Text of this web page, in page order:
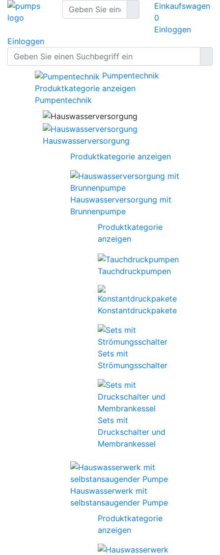
Einkaufswagen
0
Einloggen
Einloggen
Pumpentechnik
Produktkategorie anzeigen
Pumpentechnik
Hauswasserversorgung
Produktkategorie anzeigen
Hauswasserversorgung mit
Brunnenpumpe
Produktkategorie
anzeigen
Tauchdruckpumpen
Konstantdruckpakete
Sets mit
Strömungsschalter
Sets mit
Druckschalter und
Membrankessel
Hauswasserwerk mit
selbstansaugender Pumpe
Produktkategorie
anzeigen